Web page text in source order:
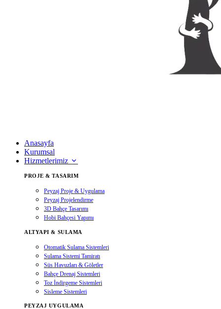
Anasayfa
Kurumsal
Hizmetlerimiz
PROJE & TASARIM
Peyzaj Proje & Uygulama
Peyzaj Projelendirme
3D Bahçe Tasarımı
Hobi Bahçesi Yapımı
ALTYAPI & SULAMA
Otomatik Sulama Sistemleri
Sulama Sistemi Tamiratı
Süs Havuzları & Göletler
Bahçe Drenaj Sistemleri
Toz İndirgeme Sistemleri
Sisleme Sistemleri
PEYZAJ UYGULAMA